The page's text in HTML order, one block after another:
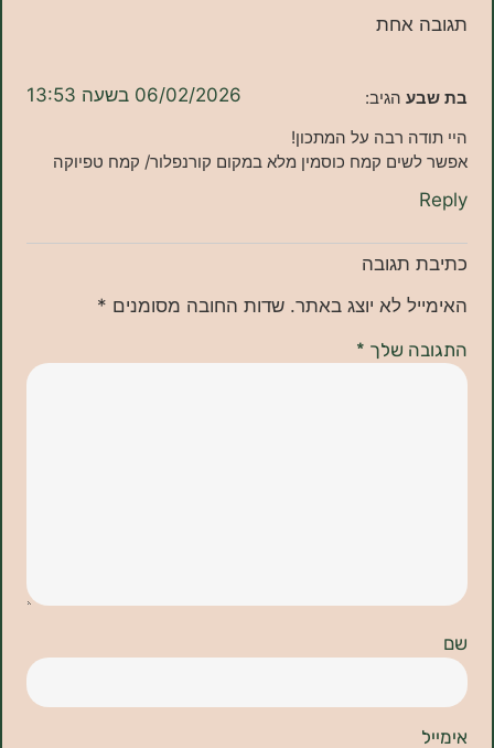
אחת
הגיב: 06/02/2026 בשעה 13:53
רבה על המתכון!
קמח כוסמין מלא במקום קורנפלור/ קמח טפיוקה
תגובה
לא יוצג באתר. שדות החובה מסומנים *
שלך*